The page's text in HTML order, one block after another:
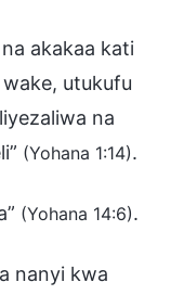
akakaa kati
utukufu
na
(Yohana 1:14).
(Yohana 14:6).
nanyi kwa